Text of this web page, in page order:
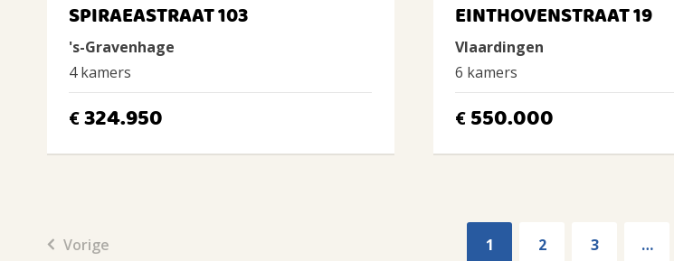
SPIRAEASTRAAT 103
's-Gravenhage
4 kamers
€324.950
EINTHOVENSTRAAT 19
Vlaardingen
6 kamers
€550.000
Vorige 1 2 3 …